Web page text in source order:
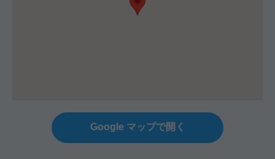
Google マップで開く